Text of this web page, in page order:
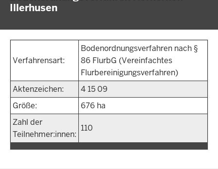
Illerhusen
Verfahrensart:
Bodenordnungsverfahren nach §
86 FlurbG (Vereinfachtes
Flurbereinigungsverfahren)
Aktenzeichen:
4 15 09
Größe:
676 ha
Zahl der
Teilnehmer:innen:
110